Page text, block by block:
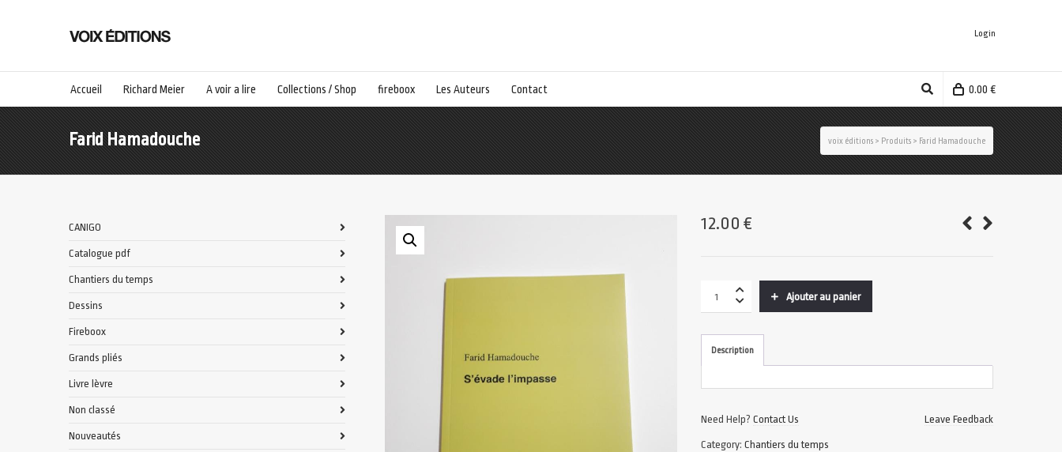
Login
Accueil Richard Meier A voir a lire Collections / Shop fireboox Les Auteurs Contact 0.00 €
Farid Hamadouche voix éditions > Produits > Farid Hamadouche
12.00€
Ajouter au panier
Description
Need Help?Contact Us Leave Feedback
Category:Chantiers du temps
CANIGO
Catalogue pdf
Chantiers du temps
Dessins
Fireboox
Grands pliés
Livre lèvre
Non classé
Nouveautés